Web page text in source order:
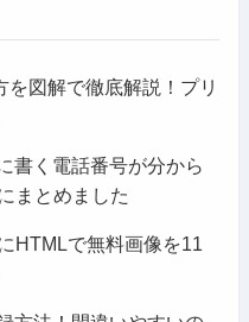
図解で徹底解説！プリ
書く電話番号が分から
まとめました
HTMLで無料画像を11